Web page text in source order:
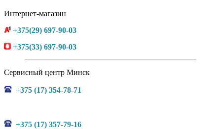
Интернет-магазин
+375(29) 697-90-03
+375(33) 697-90-03
Сервисный центр Минск
+375 (17) 354-78-71
+375 (17) 357-79-16